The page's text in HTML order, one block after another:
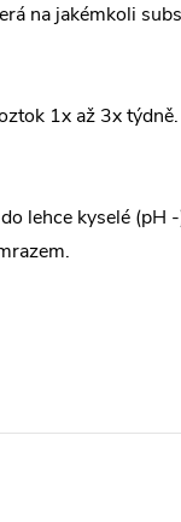
na jakémkoli
1x až 3x
lehce kyselé (pH